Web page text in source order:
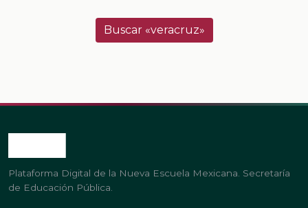
Buscar «veracruz»
Plataforma Digital de la Nueva Escuela Mexicana. Secretaría
de Educación Pública.